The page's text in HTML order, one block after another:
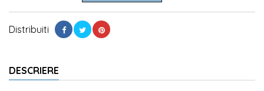
Distribuiti
DESCRIERE